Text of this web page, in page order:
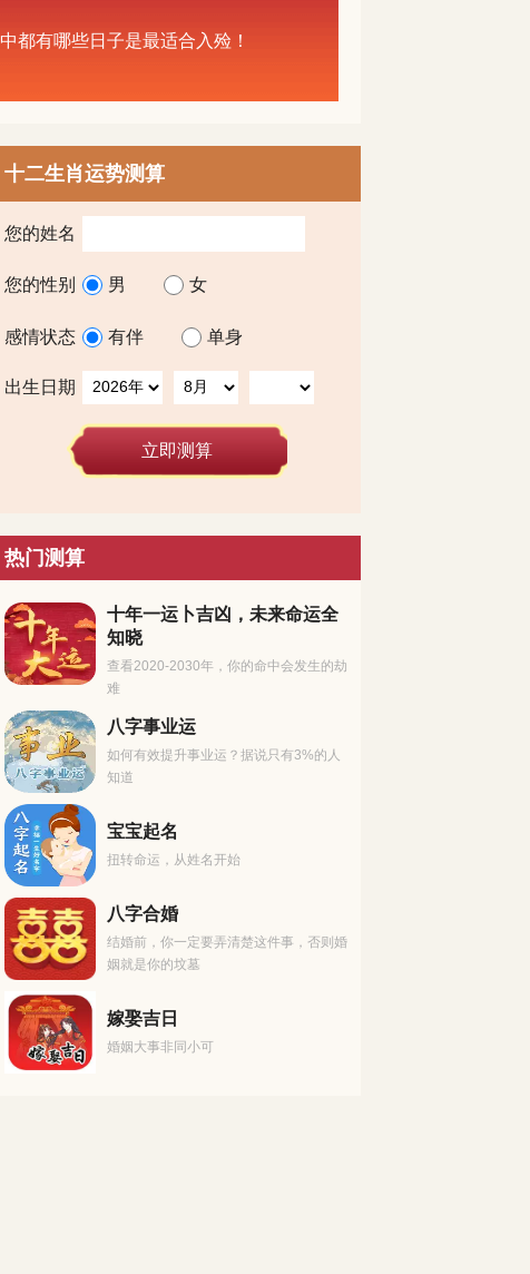
都有哪些日子是最适合入殓！
十二生肖运势测算
您的姓名
您的性别 男 女
感情状态 有伴 单身
出生日期
立即测算
热门测算
十年一运卜吉凶，未来命运全
知晓
查看2020-2030年，你的命中会发生的劫
难
八字事业运
如何有效提升事业运？据说只有3%的人
知道
宝宝起名
扭转命运，从姓名开始
八字合婚
结婚前，你一定要弄清楚这件事，否则婚
姻就是你的坟墓
嫁娶吉日
婚姻大事非同小可